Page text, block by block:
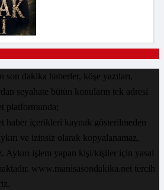
son dakika haberler, köşe yazıları,
seyahate bütün konuların tek adresi
platformunda;
haber içerikleri kaynak gösterilmeden
ve izinsiz olarak kopyalanamaz,
Aykırı işlem yapan kişi/kişiler için yasal
www.manisasondakika.net tercih